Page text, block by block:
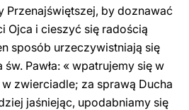
Przenajświętszej, by doznawać
Ojca i cieszyć się radością
sposób urzeczywistniają się
św. Pawła: « wpatrujemy się w
zwierciadle; za sprawą Ducha
jaśniejąc, upodabniamy się